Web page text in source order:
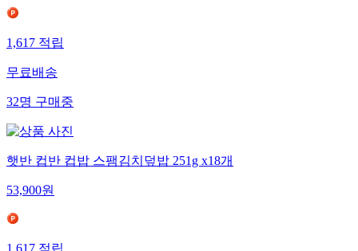
1,617 적립
무료배송
32명 구매중
햇반 컵반 컵밥 스팸김치덮밥 251g x18개
53,900원
1,617 적립